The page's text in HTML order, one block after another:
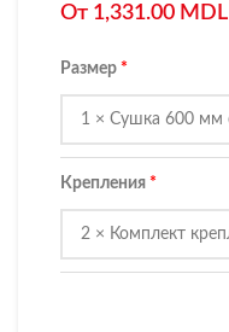
От 1,331.00 MDL
Размер
Крепления